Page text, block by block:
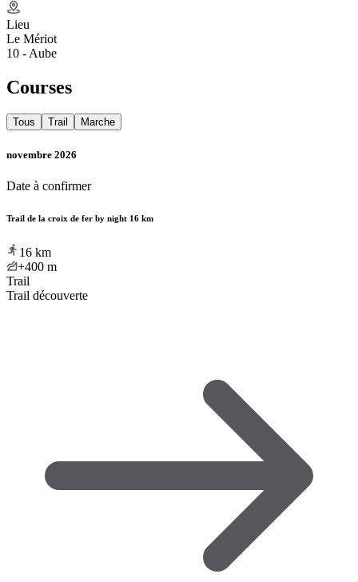
Lieu
Le Mériot
10 - Aube
Courses
Tous Trail Marche
novembre 2026
Date à confirmer
Trail de la croix de fer by night 16 km
16 km
+400 m
Trail
Trail découverte